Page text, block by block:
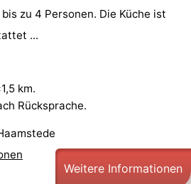
zu 4 Personen. Die Küche ist
...
km.
Rücksprache.
Weitere Informationen